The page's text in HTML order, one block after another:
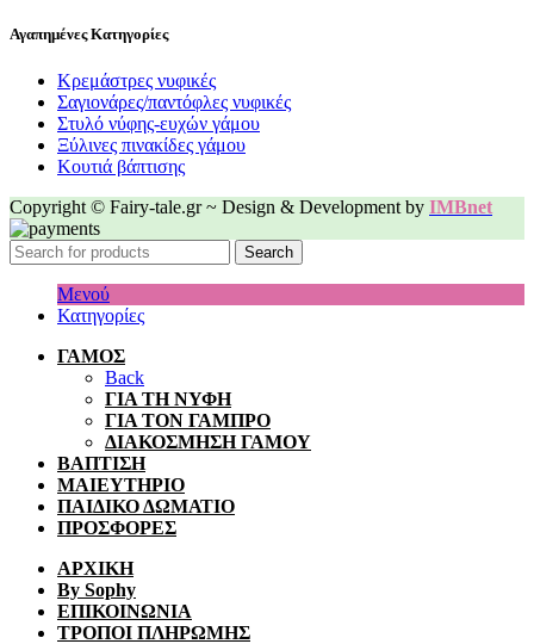
Αγαπημένες Κατηγορίες
Κρεμάστρες νυφικές
Σαγιονάρες/παντόφλες νυφικές
Στυλό νύφης-ευχών γάμου
Ξύλινες πινακίδες γάμου
Κουτιά βάπτισης
Copyright © Fairy-tale.gr ~ Design & Development by IMBnet
Search
Μενού
Κατηγορίες
ΓΑΜΟΣ
Back
ΓΙΑ ΤΗ ΝΥΦΗ
ΓΙΑ ΤΟΝ ΓΑΜΠΡΟ
ΔΙΑΚΟΣΜΗΣΗ ΓΑΜΟΥ
ΒΑΠΤΙΣΗ
ΜΑΙΕΥΤΗΡΙΟ
ΠΑΙΔΙΚΟ ΔΩΜΑΤΙΟ
ΠΡΟΣΦΟΡΕΣ
ΑΡΧΙΚΗ
By Sophy
ΕΠΙΚΟΙΝΩΝΙΑ
ΤΡΟΠΟΙ ΠΛΗΡΩΜΗΣ